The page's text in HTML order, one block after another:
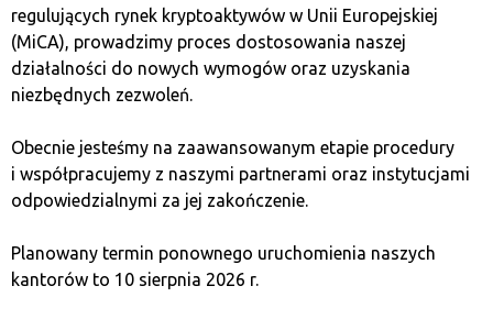
Kryptowaluty memowe, takie jak Wall Street Pepe,
zyskują coraz większą popularność. Choć są bardziej
ryzykowne, oferują potencjalnie wysoki zwrot
z inwestycji. Projekt kryptowalutowy WEPE wyróżnia się
oraz unikalnym podejściem do handlu aktywami
cyfrowymi.
Meme Index (MEMEX) –
Nowa era kryptowalut
regulujących rynek kryptoaktywów w Unii Europejskiej
(MiCA), prowadzimy proces dostosowania naszej
działalności do nowych wymogów oraz uzyskania
niezbędnych zezwoleń.
Obecnie jesteśmy na zaawansowanym etapie procedury
i współpracujemy z naszymi partnerami oraz instytucjami
odpowiedzialnymi za jej zakończenie.
Planowany termin ponownego uruchomienia naszych
kantorów to 10 sierpnia 2026 r.